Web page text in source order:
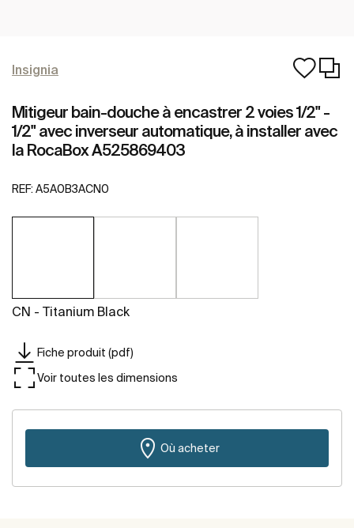
Insignia
Mitigeur bain-douche à encastrer 2 voies 1/2" -
1/2" avec inverseur automatique, à installer avec
la RocaBox A525869403
REF: A5A0B3ACN0
CN - Titanium Black
Fiche produit (pdf)
Voir toutes les dimensions
Où acheter